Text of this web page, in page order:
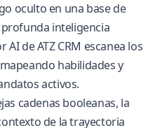
oculto en una base de
inteligencia
de ATZ CRM escanea los
habilidades y
activos.
cadenas booleanas, la
de la trayectoria